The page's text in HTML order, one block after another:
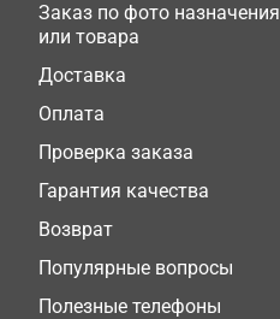
Заказ по фото назначения
или товара
Доставка
Оплата
Проверка заказа
Гарантия качества
Возврат
Популярные вопросы
Полезные телефоны